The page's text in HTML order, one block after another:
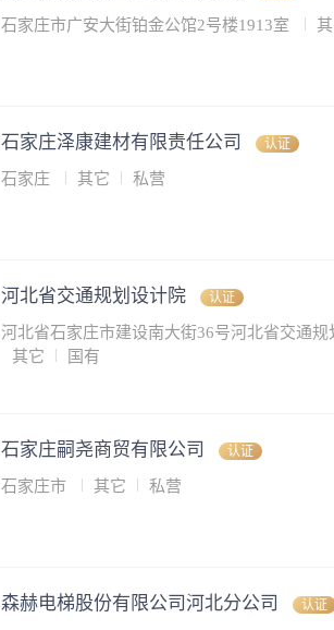
石家庄市广安大街铂金公馆2号楼1913室
石家庄泽康建材有限责任公司 认证
石家庄 其它 私营
河北省交通规划设计院 认证
河北省石家庄市建设南大街36号河北省交通
其它
国有
石家庄嗣尧商贸有限公司 认证
石家庄市 其它 私营
森赫电梯股份有限公司河北分公司 认证